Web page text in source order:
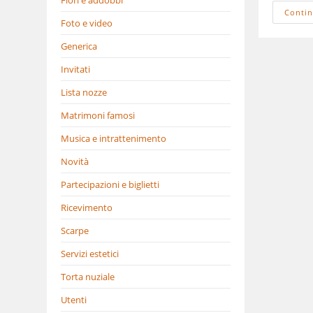
Foto e video
Generica
Invitati
Lista nozze
Matrimoni famosi
Musica e intrattenimento
Novità
Partecipazioni e biglietti
Ricevimento
Scarpe
Servizi estetici
Torta nuziale
Utenti